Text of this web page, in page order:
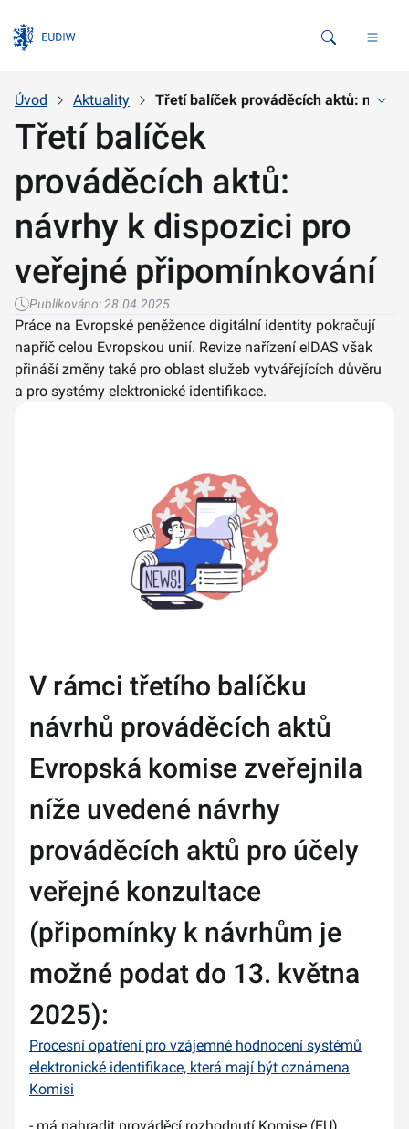
Vyhledávání
Úvod Aktuality Třetí balíček prováděcích aktů:
Třetí balíček
prováděcích aktů:
návrhy k dispozici pro
veřejné připomínkování
Publikováno: 28.04.2025
Práce na Evropské peněžence digitální identity pokračují
napříč celou Evropskou unií. Revize nařízení eIDAS však
přináší změny také pro oblast služeb vytvářejících důvěru
a pro systémy elektronické identifikace.
V rámci třetího balíčku
návrhů prováděcích aktů
Evropská komise zveřejnila
níže uvedené návrhy
prováděcích aktů pro účely
veřejné konzultace
(připomínky k návrhům je
možné podat do 13. května
2025):
Procesní opatření pro vzájemné hodnocení systémů
elektronické identifikace, která mají být oznámena
Komisi